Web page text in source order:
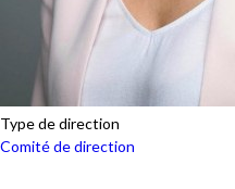
Type de direction
Comité de direction